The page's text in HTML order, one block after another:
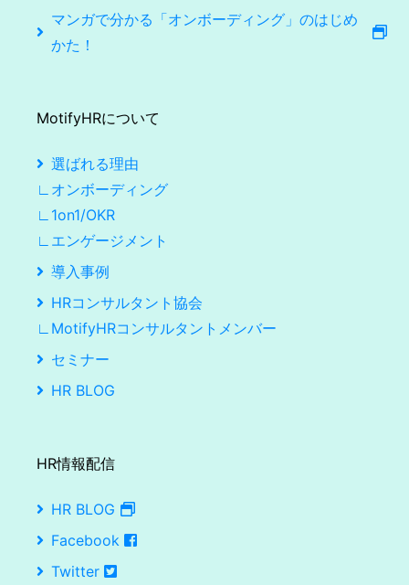
マンガで分かる「オンボーディング」のはじめ
かた！
MotifyHRについて
選ばれる理由
∟オンボーディング
∟1on1/OKR
∟エンゲージメント
導入事例
HRコンサルタント協会
∟MotifyHRコンサルタントメンバー
セミナー
HR BLOG
HR情報配信
HR BLOG
Facebook
Twitter